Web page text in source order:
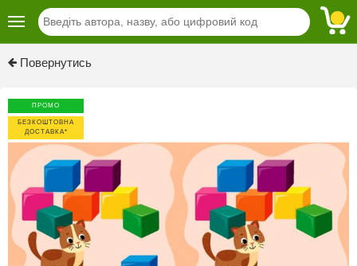
Повернутись
ПРОМО
БЕЗКОШТОВНА
ДОСТАВКА*